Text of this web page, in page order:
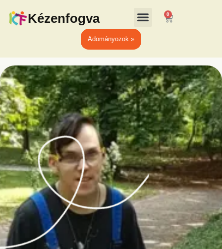
Kézenfogva 0
Adományozok »